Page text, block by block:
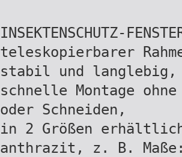
INSEKTENSCHUTZ-
teleskopierbarer
stabil und langlebig,
schnelle Montage
oder Schneiden,
in 2 Größen
anthrazit, z. B.